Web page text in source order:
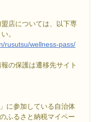
店については、以下専
。
rusutsu/wellness-pass/
の保護は遷移先サイト
に参加している自治体
ふるさと納税マイペー